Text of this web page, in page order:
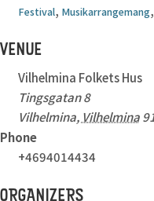
Festival, Musikarrangemang,
VENUE
Vilhelmina Folkets Hus
Tingsgatan 8
Vilhelmina, Vilhelmina
Phone
+4694014434
ORGANIZERS